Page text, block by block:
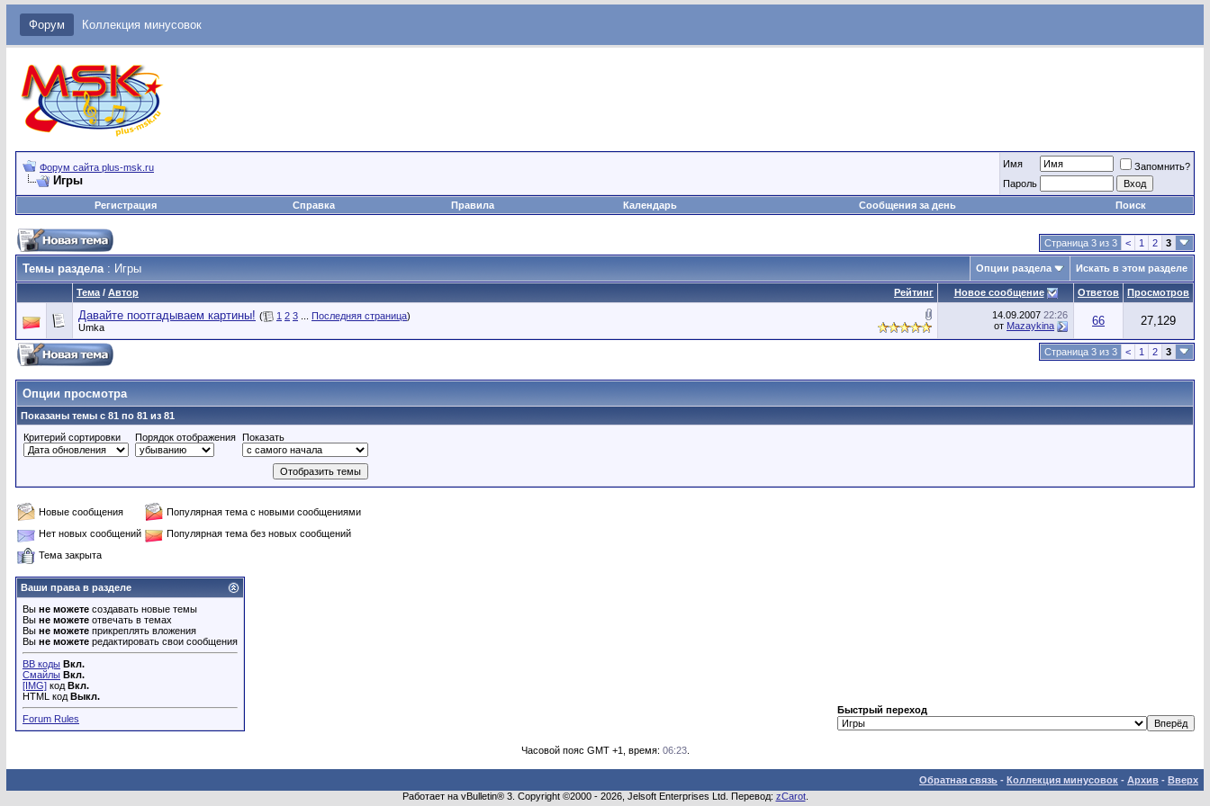
Форум Коллекция минусовок
Форум сайта plus-msk.ru
Игры
Имя
Запомнить?
Пароль
Регистрация
Справка Правила Календарь Сообщения за день Поиск
Страница 3 из 3 < 1 2 3
Темы раздела: Игры Опции раздела Искать в этом разделе
Рейтинг
Тема / Автор Новое сообщение Ответов Просмотров
Давайте поотгадываем картины! ( 1 2 3 Последняя страница)
Umka
14.09.2007 22:26
от Mazaykina 66 27,129
Страница 3 из 3 < 1 2 3
Опции просмотра
Показаны темы с 81 по 81 из 81
Критерий сортировки
Порядок отображения Показать
Новые сообщения
Популярная тема с новыми сообщениями
Нет новых сообщений
Популярная тема без новых сообщений
Тема закрыта
Ваши права в разделе
Вы не можете создавать новые темы
Вы не можете отвечать в темах
Вы не можете прикреплять вложения
Вы не можете редактировать свои сообщения
BB коды Вкл.
Смайлы Вкл.
[IMG] код Вкл.
HTML код Выкл.
Forum Rules
Быстрый переход
Часовой пояс GMT +1, время: 06:23.
Обратная связь - Коллекция минусовок - Архив - Вверх
Работает на vBulletin® 3. Copyright ©2000 - 2026, Jelsoft Enterprises Ltd. Перевод: zCarot.